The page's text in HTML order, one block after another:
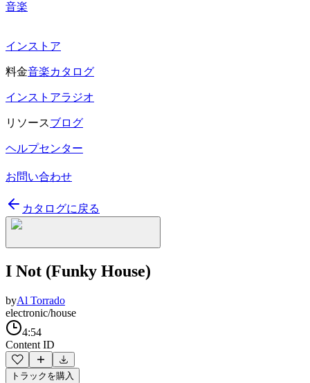
音楽
インストア
料金音楽カタログ
インストアラジオ
リソースブログ
ヘルプセンター
お問い合わせ
カタログに戻る
I Not (Funky House)
byAl Torrado
electronic/house
4:54
Content ID
トラックを購入